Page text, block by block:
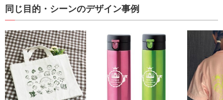
同じ目的・シーンのデザイン事例